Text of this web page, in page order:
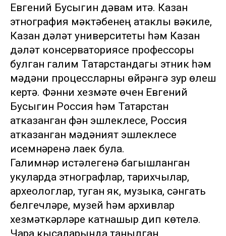
Евгений Бусыгин дәвам итә. Казан
этнография мәктәбенең атаклы вәкиле,
Казан дәүләт университеты һәм Казан
дәүләт консерваториясе профессоры
булган галим Татарстандагы этник һәм
мәдәни процессларны өйрәнүгә зур өлеш
кертә. Фәнни хезмәте өчен Евгений
Бусыгин Россия һәм Татарстан
атказанган фән эшлеклесе, Россия
атказанган мәдәният эшлеклесе
исемнәренә лаек була.
Галимнәр истәлегенә багышланган
укуларда этнографлар, тарихчылар,
археологлар, туган як, музыка, сәнгать
белгечләре, музей һәм архивлар
хезмәткәрләре катнашыр дип көтелә.
Чара кысаларында танылган